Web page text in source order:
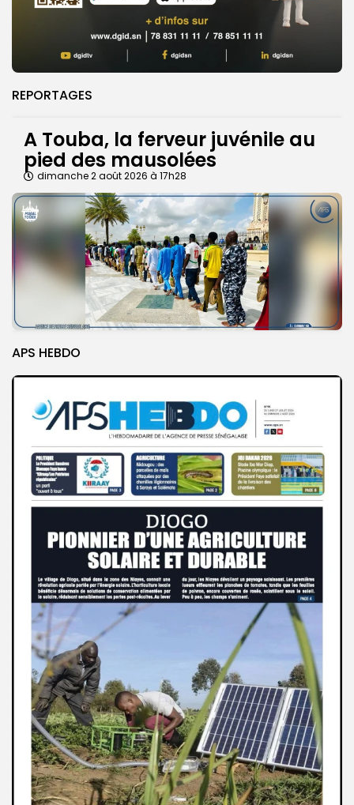
REPORTAGES
A Touba, la ferveur juvénile au
pied des mausolées
dimanche 2 août 2026 à 17h28
APS HEBDO